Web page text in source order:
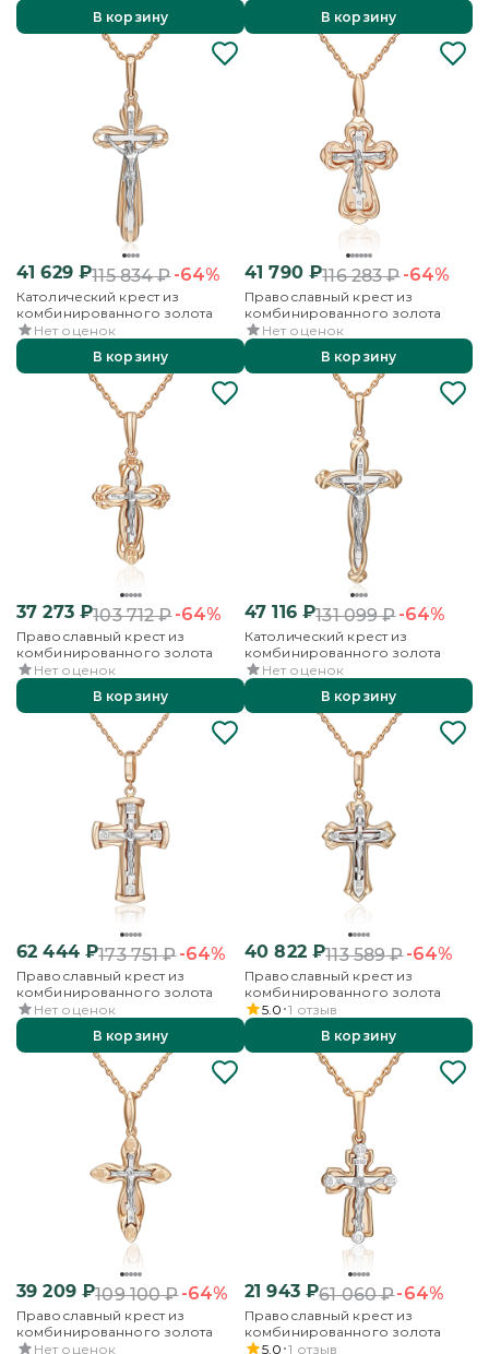
В корзину
В корзину
41 629₽115 834₽-64%
Католический крест из
комбинированного золота
Нет оценок
В корзину
41 790₽116 283₽-64%
Православный крест из
комбинированного золота
Нет оценок
В корзину
37 273₽103 712₽-64%
Православный крест из
комбинированного золота
Нет оценок
В корзину
47 116₽131 099₽-64%
Католический крест из
комбинированного золота
Нет оценок
В корзину
62 444₽173 751₽-64%
Православный крест из
комбинированного золота
Нет оценок
В корзину
40 822₽113 589₽-64%
Православный крест из
комбинированного золота
5.0 1 отзыв
В корзину
39 209₽109 100₽-64%
Православный крест из
комбинированного золота
Нет оценок
21 943₽61 060₽-64%
Православный крест из
комбинированного золота
5.0 1 отзыв